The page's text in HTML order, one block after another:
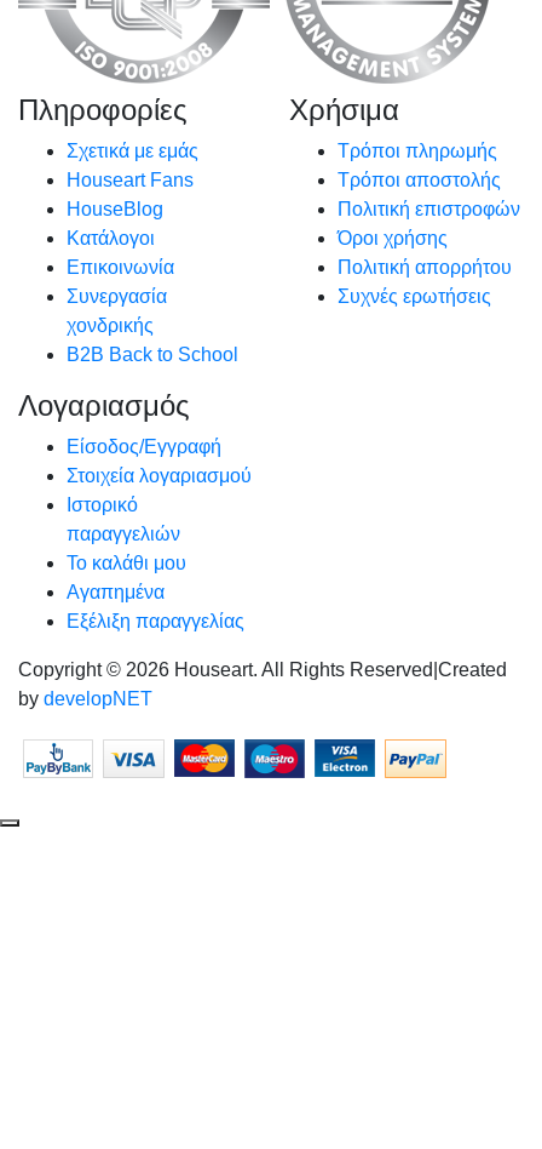
Πληροφορίες
Σχετικά με εμάς
Houseart Fans
HouseBlog
Κατάλογοι
Επικοινωνία
Συνεργασία
χονδρικής
B2B Back to School
Χρήσιμα
Τρόποι πληρωμής
Τρόποι αποστολής
Πολιτική επιστροφών
Όροι χρήσης
Πολιτική απορρήτου
Συχνές ερωτήσεις
Λογαριασμός
Είσοδος/Εγγραφή
Στοιχεία λογαριασμού
Ιστορικό
παραγγελιών
Το καλάθι μου
Αγαπημένα
Εξέλιξη παραγγελίας
Copyright © 2026 Houseart. All Rights Reserved Created
by developNET